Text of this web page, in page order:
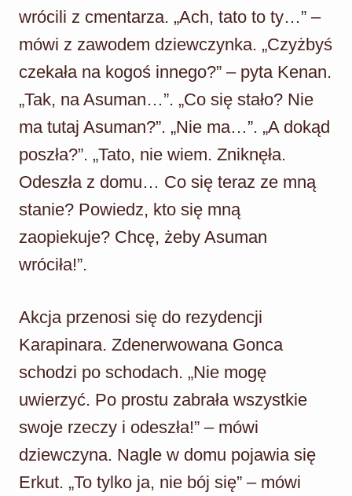
wrócili z cmentarza. „Ach, tato to ty…” –
mówi z zawodem dziewczynka. „Czyżbyś
czekała na kogoś innego?” – pyta Kenan.
„Tak, na Asuman…”. „Co się stało? Nie
ma tutaj Asuman?”. „Nie ma…”. „A dokąd
poszła?”. „Tato, nie wiem. Zniknęła.
Odeszła z domu… Co się teraz ze mną
stanie? Powiedz, kto się mną
zaopiekuje? Chcę, żeby Asuman
wróciła!”.
Akcja przenosi się do rezydencji
Karapinara. Zdenerwowana Gonca
schodzi po schodach. „Nie mogę
uwierzyć. Po prostu zabrała wszystkie
swoje rzeczy i odeszła!” – mówi
dziewczyna. Nagle w domu pojawia się
Erkut. „To tylko ja, nie bój się” – mówi